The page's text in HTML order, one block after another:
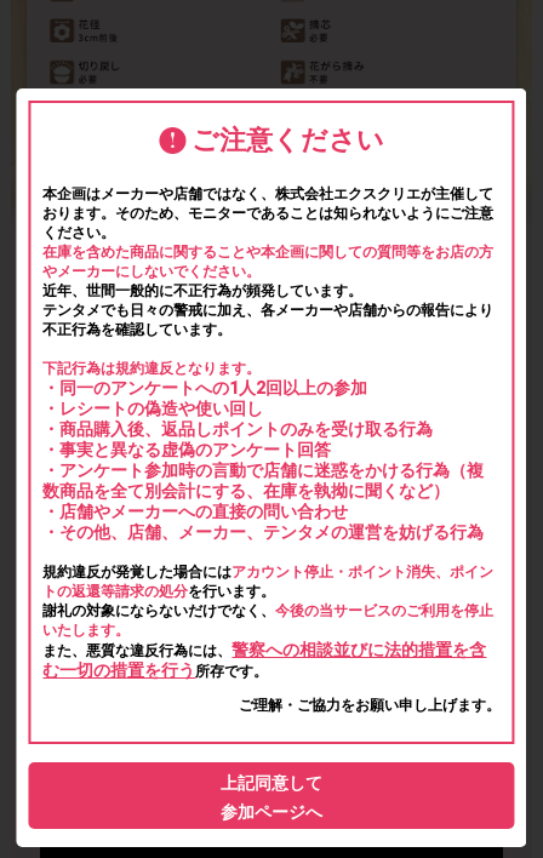
ご注意ください
本企画はメーカーや店舗ではなく、株式会社エクスクリエが主催して
おります。そのため、モニターであることは知られないようにご注意
ください。
在庫を含めた商品に関することや本企画に関しての質問等をお店の方
やメーカーにしないでください。
近年、世間一般的に不正行為が頻発しています。
テンタメでも日々の警戒に加え、各メーカーや店舗からの報告により
不正行為を確認しています。
下記行為は規約違反となります。
・同一のアンケートへの1人2回以上の参加
・レシートの偽造や使い回し
・商品購入後、返品しポイントのみを受け取る行為
・事実と異なる虚偽のアンケート回答
・アンケート参加時の言動で店舗に迷惑をかける行為（複
数商品を全て別会計にする、在庫を執拗に聞くなど）
・店舗やメーカーへの直接の問い合わせ
・その他、店舗、メーカー、テンタメの運営を妨げる行為
規約違反が発覚した場合にはアカウント停止・ポイント消失、ポイン
トの返還等請求の処分を行います。
謝礼の対象にならないだけでなく、今後の当サービスのご利用を停止
いたします。
また、悪質な違反行為には、警察への相談並びに法的措置を含
む一切の措置を行う 所存です。
ご理解・ご協力をお願い申し上げます。
上記同意して
参加ページへ